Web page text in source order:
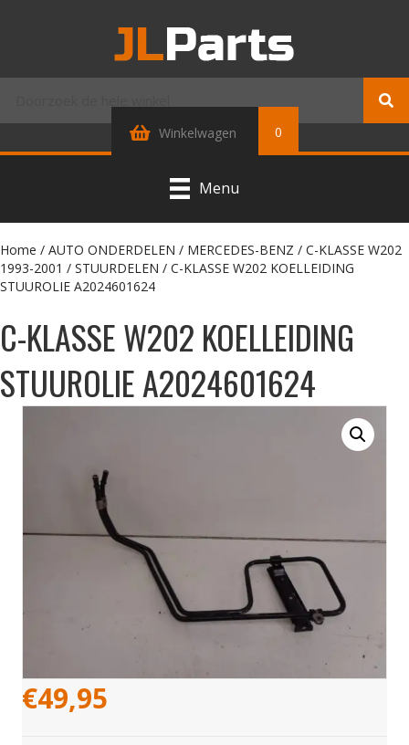
Winkelwagen 0
Menu
Home / AUTO ONDERDELEN / MERCEDES-BENZ / C-KLASSE W202
1993-2001 / STUURDELEN / C-KLASSE W202 KOELLEIDING
STUUROLIE A2024601624
C-KLASSE W202 KOELLEIDING
STUUROLIE A2024601624
€49,95